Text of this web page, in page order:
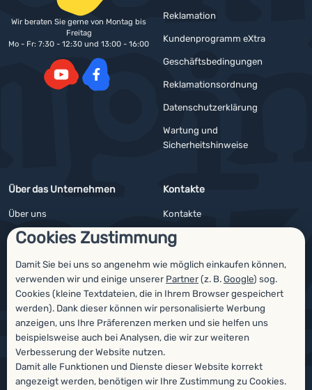
Cookies Zustimmung
Damit Sie bei uns so angenehm wie möglich einkaufen können,
verwenden wir und einige unserer Partner(z. B.Google) sog.
Cookies (kleine Textdateien, die in Ihrem Browser gespeichert
werden). Dank dieser können wir personalisierte Werbung
anzeigen, uns Ihre Präferenzen merken und sie helfen uns
beispielsweise auch bei Analysen, die wir zur weiteren
Verbesserung der Website nutzen.
Damit alle Funktionen und Dienste dieser Website korrekt
angezeigt werden, benötigen wir Ihre Zustimmung zu Cookies.
Reklamation
Kundenprogramm eXtra
Geschäftsbedingungen
Reklamationsordnung
Datenschutzerklärung
Wartung und
Sicherheitshinweise
Über das Unternehmen
Über uns
Impressum
4camping4nature
Unsere Tester
Kontakte
Kontakte
Angebote für Firmen und Vereine
Newsletter
Wir beraten Sie gerne von Montag bis
Freitag
Mo - Fr: 7:30 - 12:30 und 13:00 - 16:00
Auszeichnungen